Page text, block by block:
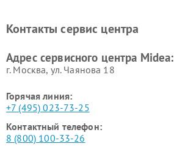
пылесосов Midea
Midea
Контакты сервис центра
Адрес сервисного центра Midea:
г. Москва, ул. Чаянова 18
Горячая линия:
+7 (495) 023-73-25
Контактный телефон:
8 (800) 100-33-26